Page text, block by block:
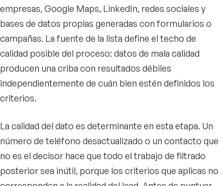
empresas, Google Maps, LinkedIn, redes sociales y
bases de datos propias generadas con formularios o
campañas. La fuente de la lista define el techo de
calidad posible del proceso: datos de mala calidad
producen una criba con resultados débiles
independientemente de cuán bien estén definidos los
criterios.
La calidad del dato es determinante en esta etapa. Un
número de teléfono desactualizado o un contacto que
no es el decisor hace que todo el trabajo de filtrado
posterior sea inútil, porque los criterios que aplicas no